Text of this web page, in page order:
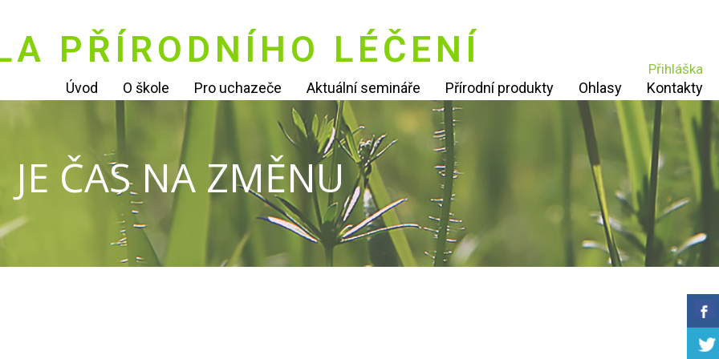
PŘÍRODNÍHO LÉČENÍ Přihláška
Úvod O škole Pro uchazeče Aktuální semináře Přírodní produkty Ohlasy Kontakty
JE ČAS NA ZMĚNU